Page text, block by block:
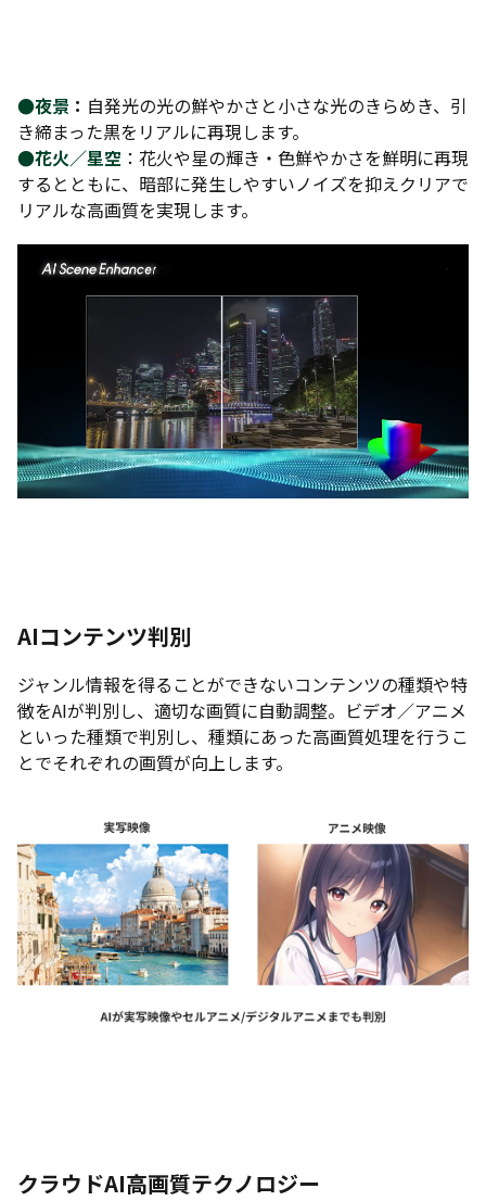
●夜景 ： 自発光の光の鮮やかさと小さな光のきらめき、引
き締まった黒をリアルに再現します。
●花火／星空 ：花火や星の輝き・色鮮やかさを鮮明に再現
するとともに、暗部に発生しやすいノイズを抑えクリアで
リアルな高画質を実現します。
AIコンテンツ判別
ジャンル情報を得ることができないコンテンツの種類や特
徴をAIが判別し、適切な画質に自動調整。ビデオ／アニメ
といった種類で判別し、種類にあった高画質処理を行うこ
とでそれぞれの画質が向上します。
クラウドAI高画質テクノロジー